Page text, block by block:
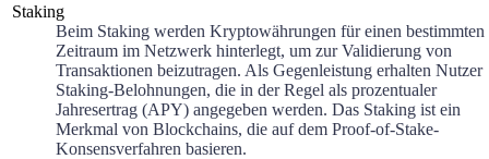
Staking
Beim Staking werden Kryptowährungen für einen bestimmten
Zeitraum im Netzwerk hinterlegt, um zur Validierung von
Transaktionen beizutragen. Als Gegenleistung erhalten Nutzer
Staking-Belohnungen, die in der Regel als prozentualer
Jahresertrag (APY) angegeben werden. Das Staking ist ein
Merkmal von Blockchains, die auf dem Proof-of-Stake-
Konsensverfahren basieren.